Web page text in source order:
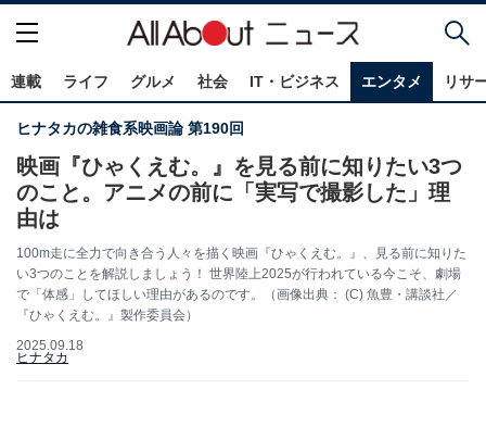
連載 ライフ グルメ 社会 IT・ビジネス エンタメ リサ
ヒナタカの雑食系映画論 第190回
映画『ひゃくえむ。』を見る前に知りたい3つ
のこと。アニメの前に「実写で撮影した」理
由は
100m走に全力で向き合う人々を描く映画『ひゃくえむ。』、見る前に知りた
い3つのことを解説しましょう！ 世界陸上2025が行われている今こそ、劇場
で「体感」してほしい理由があるのです。（画像出典： (C) 魚豊・講談社／
『ひゃくえむ。』製作委員会）
2025.09.18
ヒナタカ